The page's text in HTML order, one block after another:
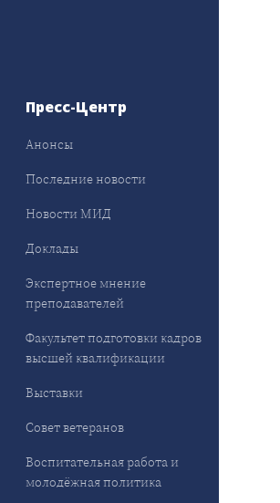
Пресс-Центр
Анонсы
Последние новости
Новости МИД
Доклады
Экспертное мнение
преподавателей
Факультет подготовки кадров
высшей квалификации
Выставки
Совет ветеранов
Воспитательная работа и
молодёжная политика